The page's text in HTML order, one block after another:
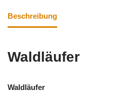
Beschreibung
Waldläufer
Waldläufer